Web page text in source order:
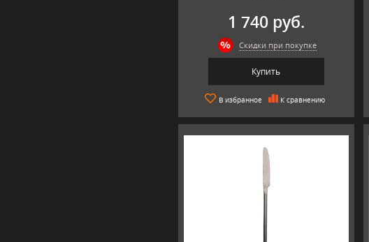
1 740 руб.
Скидки при покупке
Купить
В избранное К сравнению